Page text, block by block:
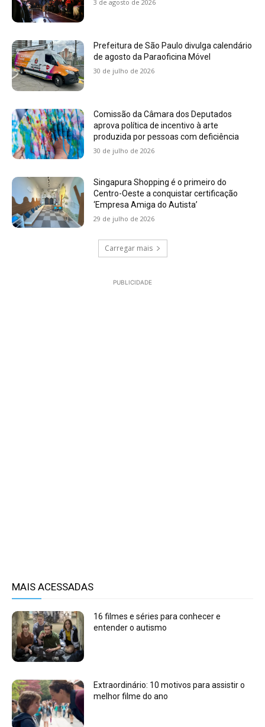
3 de agosto de 2026
Prefeitura de São Paulo divulga calendário
de agosto da Paraoficina Móvel
30 de julho de 2026
Comissão da Câmara dos Deputados
aprova política de incentivo à arte
produzida por pessoas com deficiência
30 de julho de 2026
Singapura Shopping é o primeiro do
Centro-Oeste a conquistar certificação
‘Empresa Amiga do Autista’
29 de julho de 2026
Carregar mais
PUBLICIDADE
MAIS ACESSADAS
16 filmes e séries para conhecer e
entender o autismo
Extraordinário: 10 motivos para assistir o
melhor filme do ano